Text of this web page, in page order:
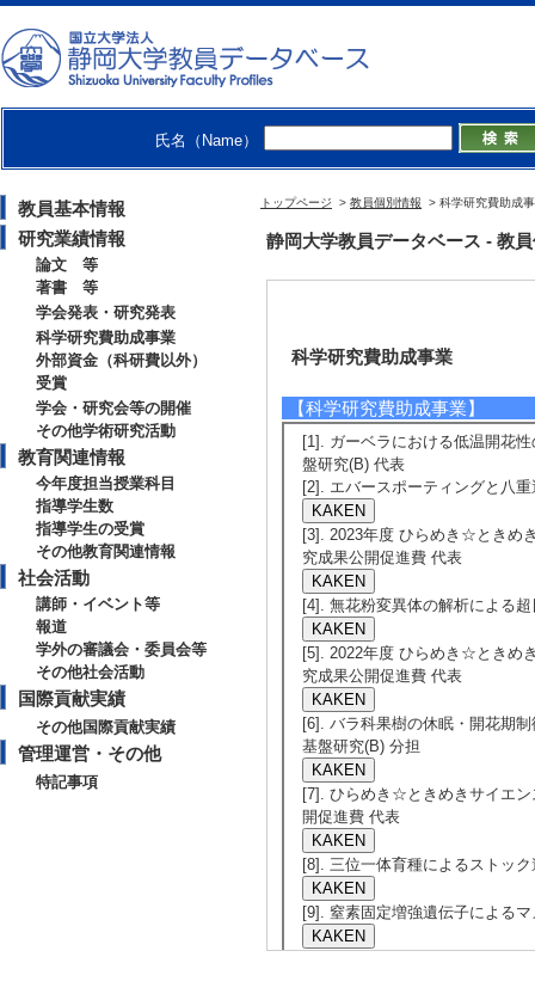
氏名（Name）
教員基本情報
研究業績情報
論文 等
著書 等
学会発表・研究発表
科学研究費助成事業
外部資金（科研費以外）
受賞
学会・研究会等の開催
その他学術研究活動
教育関連情報
今年度担当授業科目
指導学生数
指導学生の受賞
その他教育関連情報
社会活動
講師・イベント等
報道
学外の審議会・委員会等
その他社会活動
国際貢献実績
その他国際貢献実績
管理運営・その他
特記事項
トップページ > 教員個別情報 > 科学研究費助成
静岡大学教員データベース - 教
科学研究費助成事業
【科学研究費助成事業】
[1]. ガーベラにおける低温開花
盤研究(B) 代表
[2]. エバースポーティングと八
[3]. 2023年度 ひらめき☆ときめ
究成果公開促進費 代表
[4]. 無花粉変異体の解析による
[5]. 2022年度 ひらめき☆ときめ
究成果公開促進費 代表
[6]. バラ科果樹の休眠・開花期
基盤研究(B) 分担
[7]. ひらめき☆ときめきサイエ
開促進費 代表
[8]. 三位一体育種によるストッ
[9]. 窒素固定増強遺伝子による